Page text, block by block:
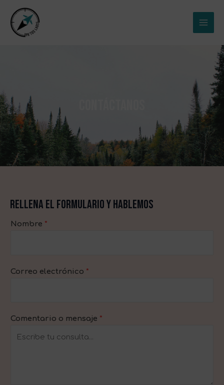
contenido
RELLENA EL FORMULARIO Y HABLEMOS
Nombre *
Correo electrónico *
Comentario o mensaje *